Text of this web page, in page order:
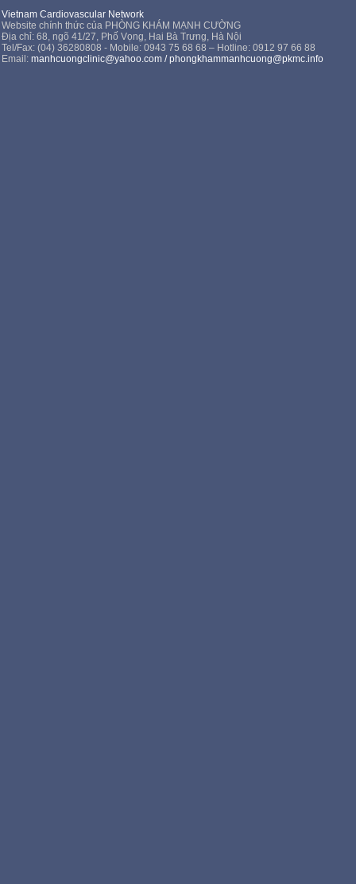
Vietnam Cardiovascular Network
Website chính thức của PHÒNG KHÁM MẠNH CƯỜNG
Địa chỉ: 68, ngõ 41/27, Phố Vọng, Hai Bà Trưng, Hà Nội
Tel/Fax: (04) 36280808 - Mobile: 0943 75 68 68 – Hotline: 0912 97 66 88
Email:manhcuongclinic@yahoo.com /phongkhammanhcuong@pkmc.info